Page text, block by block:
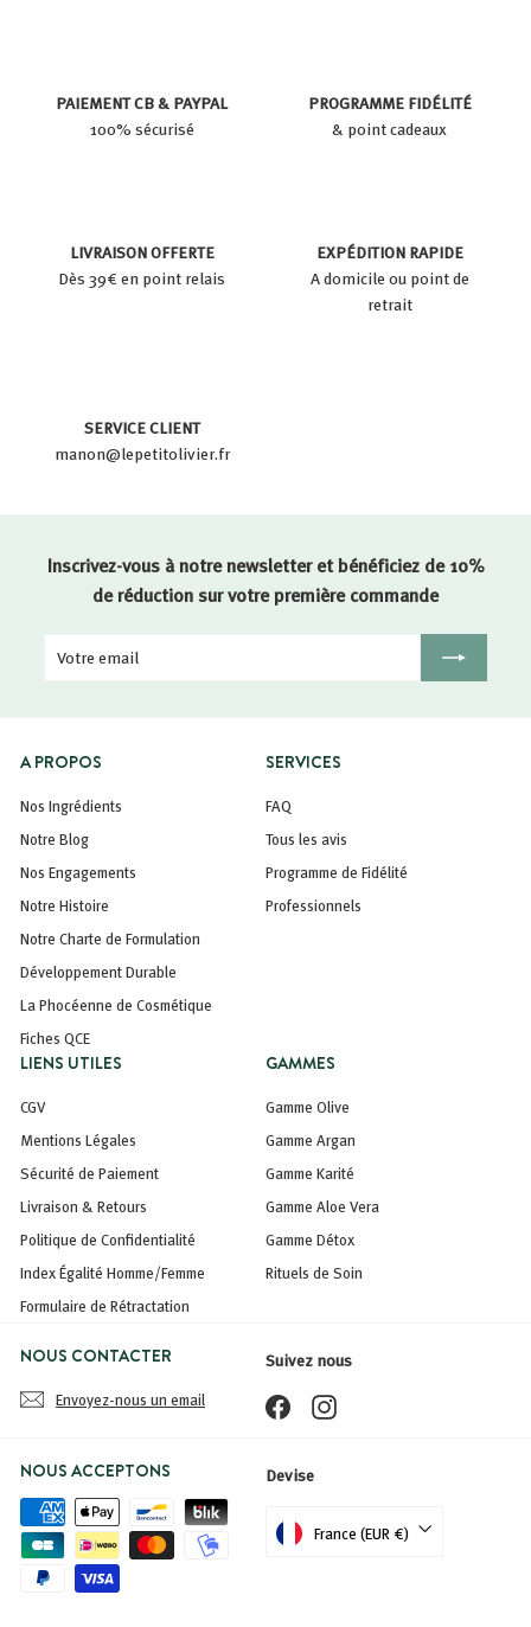
PAIEMENT CB & PAYPAL
100% sécurisé
PROGRAMME FIDÉLITÉ
& point cadeaux
LIVRAISON OFFERTE
Dès 39€ en point relais
EXPÉDITION RAPIDE
A domicile ou point de
retrait
SERVICE CLIENT
manon@lepetitolivier.fr
Inscrivez-vous à notre newsletter et bénéficiez de 10%
de réduction sur votre première commande
Votre
Inscription
A PROPOS
Nos Ingrédients
Notre Blog
Nos Engagements
Notre Histoire
Notre Charte de Formulation
Développement Durable
La Phocéenne de Cosmétique
Fiches QCE
SERVICES
FAQ
Tous les avis
Programme de Fidélité
Professionnels
LIENS UTILES
CGV
Mentions Légales
Sécurité de Paiement
Livraison & Retours
Politique de Confidentialité
Index Égalité Homme/Femme
Formulaire de Rétractation
GAMMES
Gamme Olive
Gamme Argan
Gamme Karité
Gamme Aloe Vera
Gamme Détox
Rituels de Soin
NOUS CONTACTER
Envoyez-nous un email
Suivez nous
FacebookInstagram
NOUS ACCEPTONS Devise
France (EUR €)